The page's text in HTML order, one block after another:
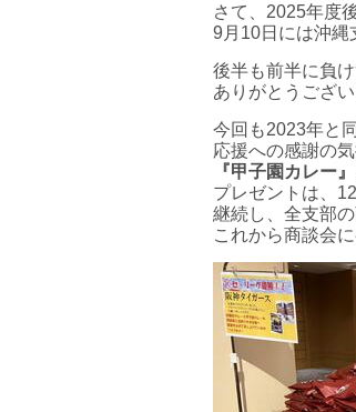
さて、2025年度
9月10日には沖縄
後半も前半に負
ありがとうござい
今回も2023年と
応援への感謝の
『甲子園カレー』
プレゼントは、
継続し、全支部
これから商談会